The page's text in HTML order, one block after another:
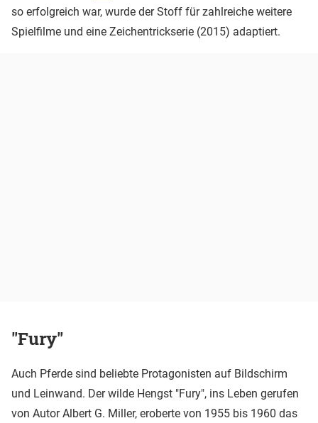
so erfolgreich war, wurde der Stoff für zahlreiche weitere
Spielfilme und eine Zeichentrickserie (2015) adaptiert.
"Fury"
Auch Pferde sind beliebte Protagonisten auf Bildschirm
und Leinwand. Der wilde Hengst "Fury", ins Leben gerufen
von Autor Albert G. Miller, eroberte von 1955 bis 1960 das